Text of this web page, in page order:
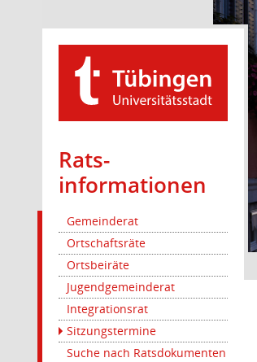
Rats­
informationen
Gemeinderat
Ortschaftsräte
Ortsbeiräte
Jugendgemeinderat
Integrationsrat
Sitzungstermine
Suche nach Ratsdokumenten